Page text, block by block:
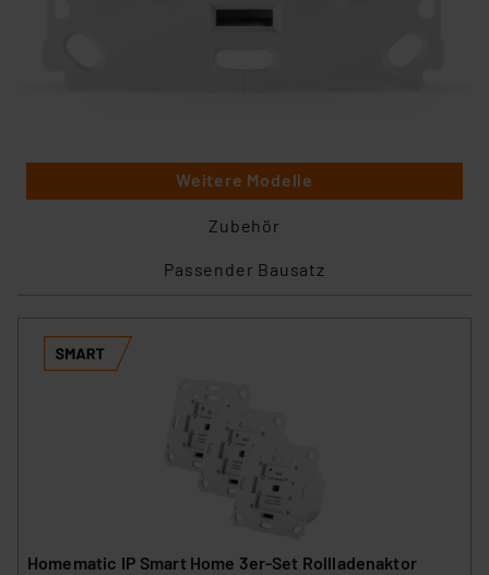
Weitere Modelle
Zubehör
Passender Bausatz
Homematic IP Smart Home 3er-Set Rollladenaktor